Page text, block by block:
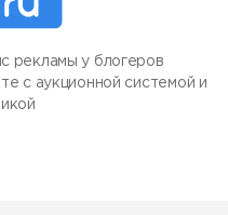
рекламы у блогеров
с аукционной системой и